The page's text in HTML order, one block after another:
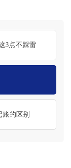
3点不踩雷
的区别